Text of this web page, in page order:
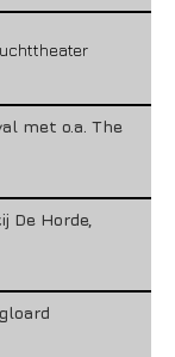
met o.a. The
De Horde,